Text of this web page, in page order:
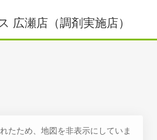
広瀬店（調剤実施店）
たため、地図を非表示にしていま